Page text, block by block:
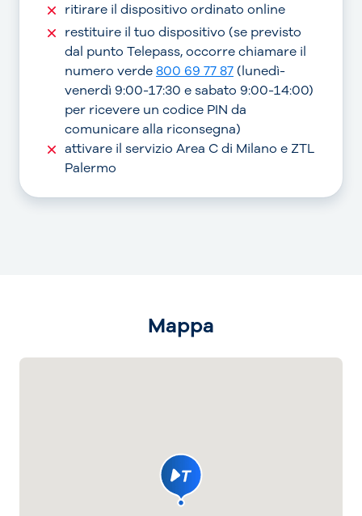
ritirare il dispositivo ordinato online
restituire il tuo dispositivo (se previsto
dal punto Telepass, occorre chiamare il
numero verde800 69 77 87(lunedì-
venerdì 9:00-17:30 e sabato 9:00-14:00)
per ricevere un codice PIN da
comunicare alla riconsegna)
attivare il servizio Area C di Milano e ZTL
Palermo
Mappa